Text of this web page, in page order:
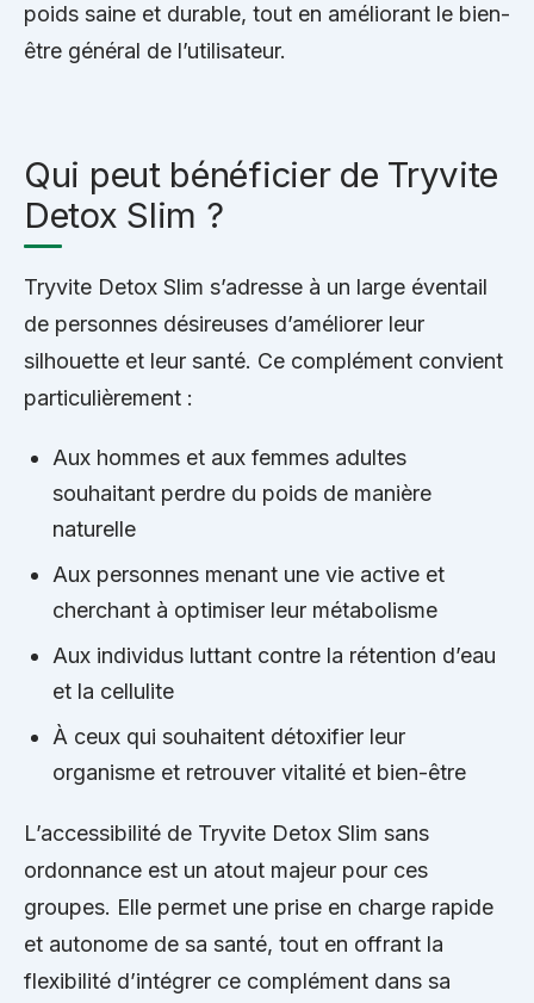
poids saine et durable, tout en améliorant le bien-
être général de l’utilisateur.
Qui peut bénéficier de Tryvite
Detox Slim ?
Tryvite Detox Slim s’adresse à un large éventail
de personnes désireuses d’améliorer leur
silhouette et leur santé. Ce complément convient
particulièrement :
Aux hommes et aux femmes adultes
souhaitant perdre du poids de manière
naturelle
Aux personnes menant une vie active et
cherchant à optimiser leur métabolisme
Aux individus luttant contre la rétention d’eau
et la cellulite
À ceux qui souhaitent détoxifier leur
organisme et retrouver vitalité et bien-être
L’accessibilité de Tryvite Detox Slim sans
ordonnance est un atout majeur pour ces
groupes. Elle permet une prise en charge rapide
et autonome de sa santé, tout en offrant la
flexibilité d’intégrer ce complément dans sa